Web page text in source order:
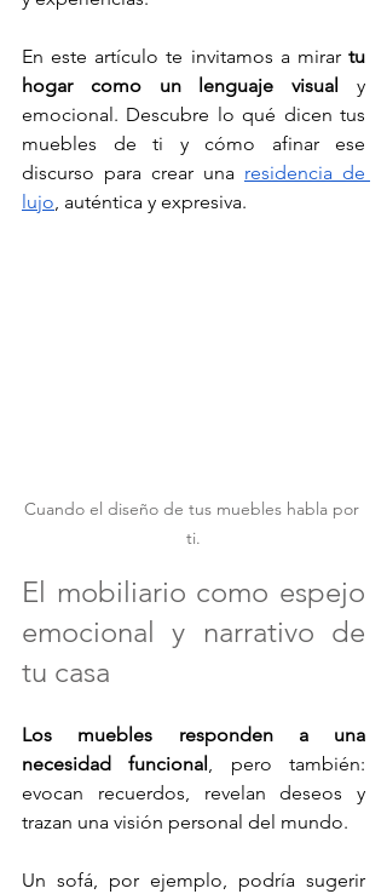
En este artículo te invitamos a mirar tu
hogar como un lenguaje visual y
emocional. Descubre lo qué dicen tus
muebles de ti y cómo afinar ese
discurso para crear una residencia de
lujo, auténtica y expresiva.
Cuando el diseño de tus muebles habla por
ti.
El mobiliario como espejo
emocional y narrativo de
tu casa
Los muebles responden a una
necesidad funcional , pero también:
evocan recuerdos, revelan deseos y
trazan una visión personal del mundo.
Un sofá, por ejemplo, podría sugerir